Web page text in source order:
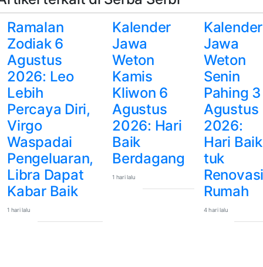
Ramalan
Zodiak 6
Agustus
2026: Leo
Lebih
Percaya Diri,
Virgo
Waspadai
Pengeluaran,
Libra Dapat
Kabar Baik
1 hari lalu
Kalender
Jawa
Weton
Kamis
Kliwon 6
Agustus
2026: Hari
Baik
Berdagang
1 hari lalu
Kalender
Jawa
Weton
Senin
Pahing 3
Agustus
2026:
Hari Baik
tuk
Rumah
4 hari lalu